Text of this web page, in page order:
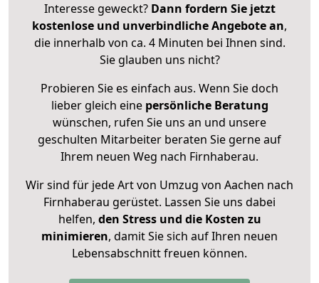
Interesse geweckt? Dann fordern Sie jetzt
kostenlose und unverbindliche Angebote an,
die innerhalb von ca. 4 Minuten bei Ihnen sind.
Sie glauben uns nicht?
Probieren Sie es einfach aus. Wenn Sie doch
lieber gleich eine persönliche Beratung
wünschen, rufen Sie uns an und unsere
geschulten Mitarbeiter beraten Sie gerne auf
Ihrem neuen Weg nach Firnhaberau.
Wir sind für jede Art von Umzug von Aachen nach
Firnhaberau gerüstet. Lassen Sie uns dabei
helfen, den Stress und die Kosten zu
minimieren, damit Sie sich auf Ihren neuen
Lebensabschnitt freuen können.